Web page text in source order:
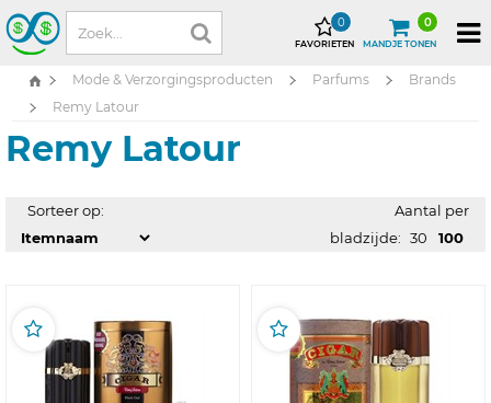
FAVORIETEN
0
MANDJE TONEN
0
Mode & Verzorgingsproducten Parfums
Brands
Remy Latour
Remy Latour
Sorteer op:
Aantal per
bladzijde: 30 100